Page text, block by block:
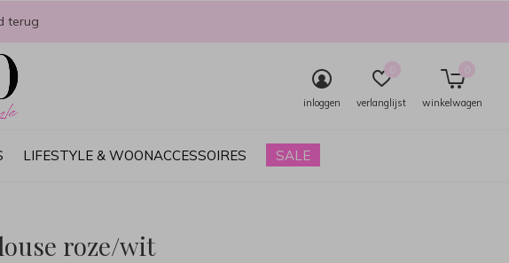
LIFESTYLE & WOONACCESSOIRES SALE
inloggen verlanglijst
0
winkelwagen
0
terug
roze/wit